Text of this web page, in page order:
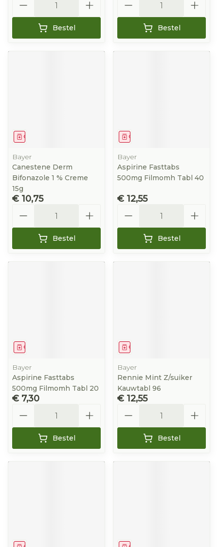
Bestel Bestel
Geneesmiddel
Bayer
Canestene Derm
Bifonazole 1 % Creme
15g
€ 10,75
Bestel
Geneesmiddel
Bayer
Aspirine Fasttabs
500mg Filmomh Tabl 40
€ 12,55
Bestel
Geneesmiddel
Bayer
Aspirine Fasttabs
500mg Filmomh Tabl 20
€ 7,30
Bestel
Geneesmiddel
Bayer
Rennie Mint Z/suiker
Kauwtabl 96
€ 12,55
Bestel